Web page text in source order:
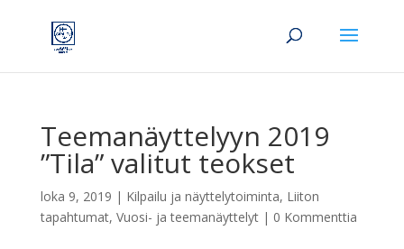
Teemanäyttelyyn 2019
”Tila” valitut teokset
loka 9, 2019 | Kilpailu ja näyttelytoiminta, Liiton
tapahtumat, Vuosi- ja teemanäyttelyt| 0 Kommenttia